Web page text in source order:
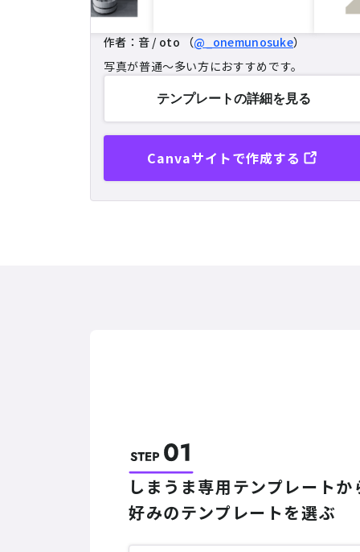
作者：音 / oto （@_onemunosuke）
写真が普通～多い方におすすめです。
テンプレートの詳細を見る
Canvaサイトで作成する
しまうま専用テンプレートか
好みのテンプレートを選ぶ